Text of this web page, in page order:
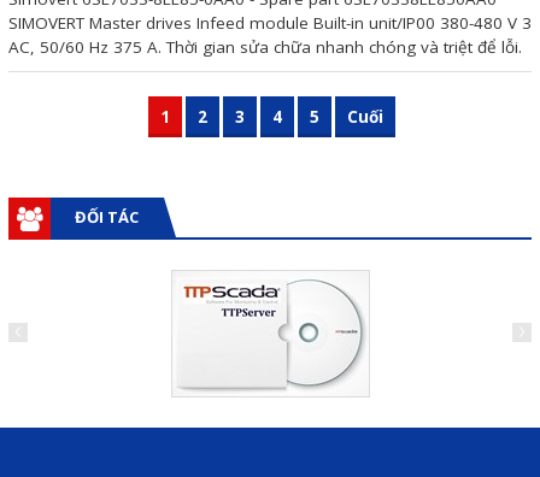
SIMOVERT Master drives Infeed module Built-in unit/IP00 380-480 V 3
AC, 50/60 Hz 375 A. Thời gian sửa chữa nhanh chóng và triệt để lỗi.
1 2 3 4 5 Cuối
ĐỐI TÁC